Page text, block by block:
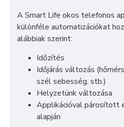
A Smart Life okos telefonos
különféle automatizációkat
alábbiak szerint:
Időzítés
Időjárás változás
szél sebesség, stb.)
Helyzetünk változása
Applikációval párosított
alapján